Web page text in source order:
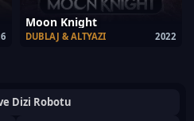
Moon Knight
2022
DUBLAJ & ALTYAZI
Dizi Robotu